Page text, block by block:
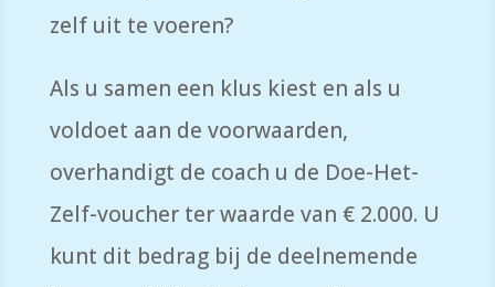
zelf uit te voeren?
Als u samen een klus kiest en als u
voldoet aan de voorwaarden,
overhandigt de coach u de Doe-Het-
Zelf-voucher ter waarde van € 2.000. U
kunt dit bedrag bij de deelnemende